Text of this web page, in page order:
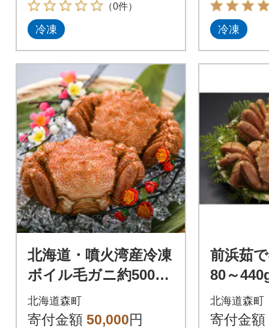
（0件）
冷凍 冷凍
北海道・噴火湾産冷凍
ボイル毛ガニ約500g
前後×2尾
北海道森町
寄付金額 50,000円
前浜茹
80～
北海道森町
寄付金額